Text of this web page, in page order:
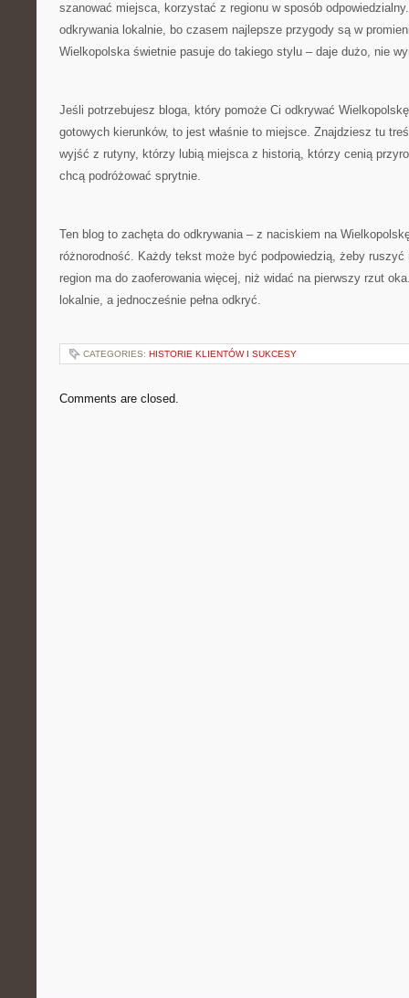
szanować miejsca, korzystać z regionu w sposób
odkrywania lokalnie, bo czasem najlepsze przygody są w
Wielkopolska świetnie pasuje do takiego stylu – daje dużo, nie
Jeśli potrzebujesz bloga, który pomoże Ci odkrywać
gotowych kierunków, to jest właśnie to miejsce. Znajdziesz tu
wyjść z rutyny, którzy lubią miejsca z historią, którzy cenią
chcą podróżować sprytnie.
Ten blog to zachęta do odkrywania – z naciskiem na
różnorodność. Każdy tekst może być podpowiedzią, żeby
region ma do zaoferowania więcej, niż widać na pierwszy rzut
lokalnie, a jednocześnie pełna odkryć.
CATEGORIES: HISTORIE KLIENTÓW I SUKCESY
Comments are closed.